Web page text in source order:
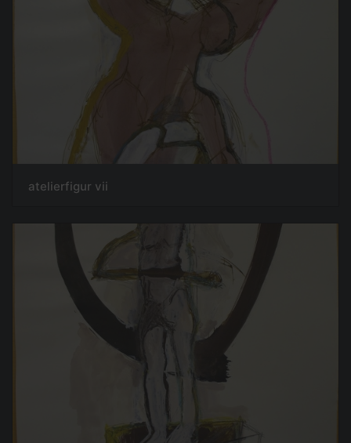
atelierfigur vii